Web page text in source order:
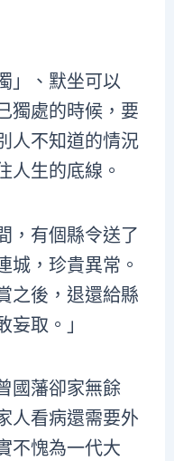
」、默坐可以
獨處的時候，要
人不知道的情況
人生的底線。
，有個縣令送了
城，珍貴異常。
之後，退還給縣
取。」
國藩卻家無餘
人看病還需要外
不愧為一代大